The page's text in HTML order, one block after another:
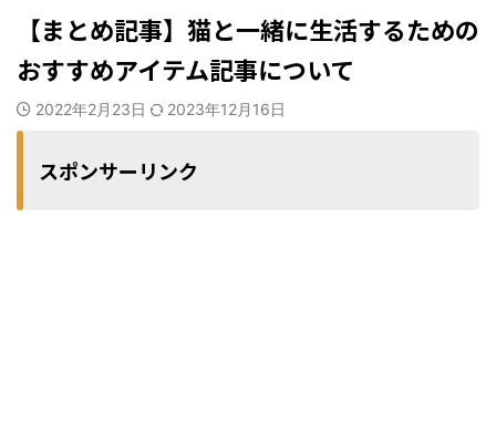
【まとめ記事】猫と一緒に生活するための
おすすめアイテム記事について
2022年2月23日 2023年12月16日
スポンサーリンク